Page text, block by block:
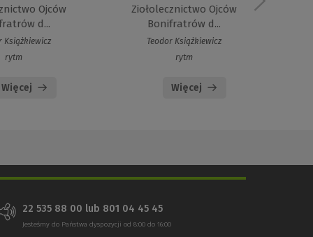
Ojców
d...
Książkiewicz
rytm
Więcej
Ziołolecznictwo Ojców
Bonifratrów d...
Teodor Książkiewicz
rytm
Więcej
22 535 88 00 lub 801 04 45 45
Jesteśmy do Państwa dyspozycji od 8:00 do 16:00